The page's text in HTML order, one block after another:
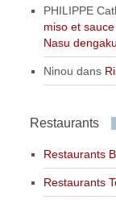
PHILIPPE
miso et
Nasu dengaku
Ninou dans
Restaurants
Restaurants
Restaurants